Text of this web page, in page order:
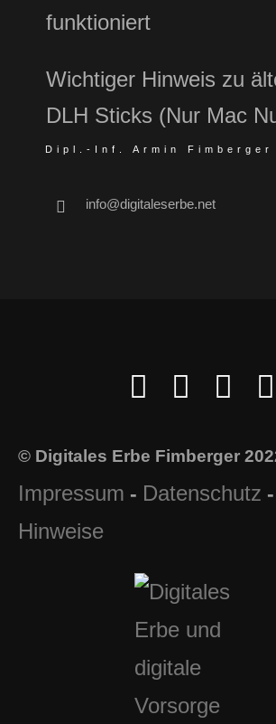
funktioniert
Wichtiger Hinweis zu
DLH Sticks (Nur Mac
Dipl.-Inf. Armin Fimberger
info@digitaleserbe.net
© Digitales Erbe Fimberger
Impressum - Datenschutz -
Hinweise